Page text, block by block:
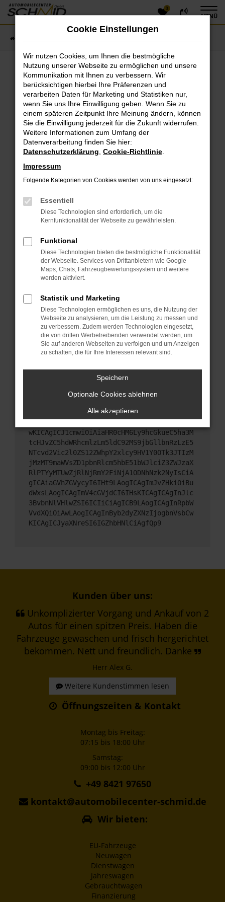
Zum
Hauptinhalt
0
MENÜ
Fehler: Network Error
Beim Laden ist ein Fehler aufgetreten.
Hier sind ein paar Tipps, die dir helfen können:
Überprüfe deine Firewall und deine
Internetverbindung.
Laden andere Webseiten, zum Beispiel deine
Suchmaschine?
Prüfe deine Browsererweiterungen.
das Laden bestimmter Seiten verhindern.
Funktioniert die Seite in einem anderen Browser
oder in einem privaten Fenster?
Das kann manchmal helfen, vorübergehende
Probleme zu beheben.
Stelle sicher, dass dein Browser und dein
Betriebssystem auf dem neuesten Stand sind.
Sicherheitsrisiko, sondern kann auch dazu führen,
dass bestimmte Funktionen nicht mehr
unterstützt werden.
Wende dich an den Webseitenbetreiber.
Wenn du alle oben genannten Schritte versucht
hast, kontaktiere uns bitte. Wir werden versuchen,
das Problem zu beheben. Du kannst uns diesen
Text schicken, um uns bei der Fehlersuche zu
unterstützen:
ewogICJuYW1lIjogIk5ldHdvcmtFcnJvciIsCiAgI
mNvbmZpZyI6IHsKICAgICJtZXRob2QiOiAiR0VUIi
wKICAgICJ1cmwiOiAiaHR0cHM6Ly9hcGkueC5ha3M
tcHJvZC5hdWRhcmlzLm5ldC92MS9jbGllbnRzLzE5
NTcvd2Vic2l0ZS12ZWhpY2xlcy9HV1Y0OTk3JTIzM
jMzMT9maWVsZD1pbnRlcm5hbE51bWJlciZ3ZWJzaX
RlPTYyMTUwZjRlNjRmY2FiNjA1ODNhNzk2NyIsCiA
gICAiaGVhZGVycyI6IHt9LAogICAgImJvZHkiOiBu
dWxsLAogICAgImV4cGVjdCI6IHsKICAgICAgInJlc
3BvbnNlVHlwZSI6ICIiCiAgICB9LAogICAgInRpbW
VvdXQiOiAwLAogICAgInByb2dyZXNzIjogbnVsbCw
KICAgICJyaXNreSI6IGZhbHNlCiAgfQp9
Kunden über uns:
Unkomplizierter Vorgang und Ankauf von 2
Autos für einen spitzen Preis. Haben die
Fahrzeuge gewaschen und frisch hergerichtet
bekommen. Nett und freundlich. Danke
Herr Alex G.
Weitere Kundenstimmen lesen
Öffnungszeiten & Kontakt
Montag bis Freitag:
07:15 bis 18:00 Uhr
Samstag:
09:00 bis 12:00 Uhr
+49 8421 97650
kontakt@automobilecenter-schmid.de
Wir bieten:
EU-Fahrzeuge
Neuwagen
Dienstwagen
Jahreswagen
Gebrauchtwagen
Finanzierung
Cookie Einstellungen
Wir nutzen Cookies, um Ihnen die bestmögliche
Nutzung unserer Webseite zu ermöglichen und unsere
Kommunikation mit Ihnen zu verbessern. Wir
berücksichtigen hierbei Ihre Präferenzen und
verarbeiten Daten für Marketing und Statistiken nur,
wenn Sie uns Ihre Einwilligung geben. Wenn Sie zu
einem späteren Zeitpunkt Ihre Meinung ändern, können
Sie die Einwilligung jederzeit für die Zukunft widerrufen.
Weitere Informationen zum Umfang der
Datenverarbeitung finden Sie hier:
Datenschutzerklärung Cookie-Richtlinie
Impressum
Folgende Kategorien von Cookies werden von uns eingesetzt:
Essentiell
Diese Technologien sind erforderlich, um die
Kernfunktionalität der Webseite zu gewährleisten.
Funktional
Diese Technologien bieten die bestmögliche Funktionalität
der Webseite. Services von Drittanbietern wie Google
Maps, Chats, Fahrzeugbewertungssystem und weitere
werden aktiviert.
Statistik und Marketing
Diese Technologien ermöglichen es uns, die Nutzung der
Webseite zu analysieren, um die Leistung zu messen und
zu verbessern. Zudem werden Technologien eingesetzt,
die von dritten Werbetreibenden verwendet werden, um
Sie auf anderen Webseiten zu verfolgen und um Anzeigen
zu schalten, die für Ihre Interessen relevant sind.
Speichern
Optionale Cookies ablehnen
Alle akzeptieren